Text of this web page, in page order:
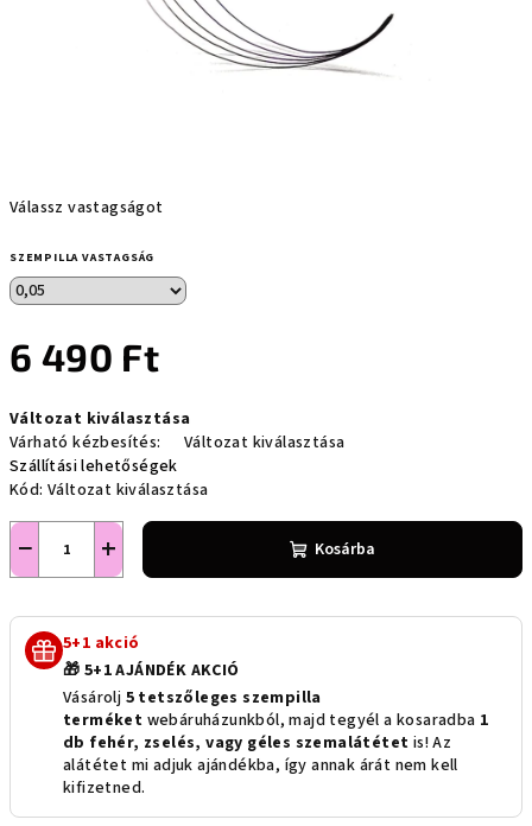
Válassz vastagságot
SZEMPILLA VASTAGSÁG
6 490 Ft
Változat kiválasztása
Várható kézbesítés:
Változat kiválasztása
Szállítási lehetőségek
Kód: Változat kiválasztása
+
− Kosárba
5+1 akció
🎁 5+1 AJÁNDÉK AKCIÓ
Vásárolj 5 tetszőleges szempilla
terméket webáruházunkból, majd tegyél a kosaradba 1
db fehér, zselés, vagy géles szemalátétet is! Az
alátétet mi adjuk ajándékba, így annak árát nem kell
kifizetned.